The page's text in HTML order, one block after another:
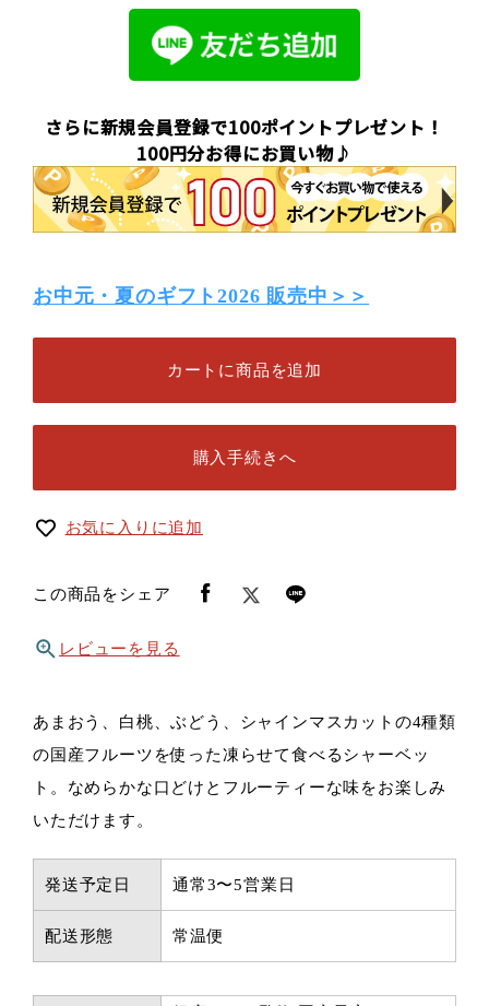
さらに新規会員登録で100ポイントプレゼント！
100円分お得にお買い物♪
お中元・夏のギフト2026 販売中＞＞
カートに商品を追加
購入手続きへ
お気に入りに追加
この商品をシェア
レビューを見る
あまおう、白桃、ぶどう、シャインマスカットの4種類
の国産フルーツを使った凍らせて食べるシャーベッ
ト。なめらかな口どけとフルーティーな味をお楽しみ
いただけます。
発送予定日 通常3〜5営業日
配送形態 常温便